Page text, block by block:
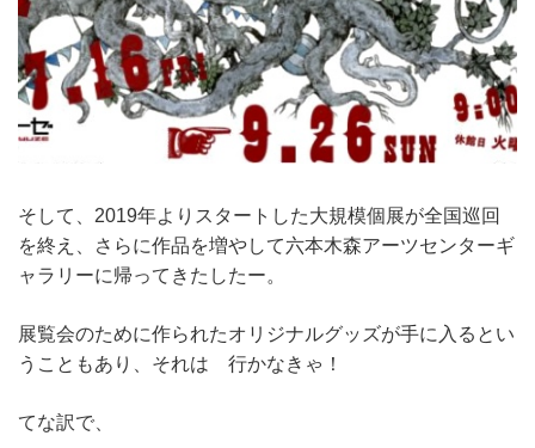
そして、2019年よりスタートした大規模個展が全国巡回
を終え、さらに作品を増やして六本木森アーツセンターギ
ャラリーに帰ってきたしたー。
展覧会のために作られたオリジナルグッズが手に入るとい
うこともあり、それは 行かなきゃ！
てな訳で、